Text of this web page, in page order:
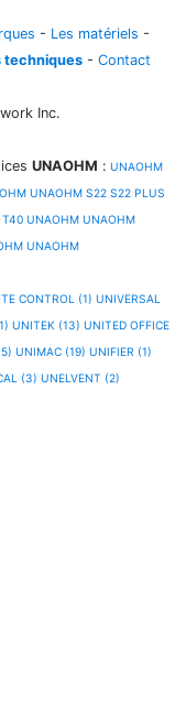
- Les matériels -
techniques - Contact
Inc.
UNAOHM : UNAOHM
UNAOHM S22 S22 PLUS
T40 UNAOHM UNAOHM
UNAOHM
CONTROL (1) UNIVERSAL
UNITEK (13) UNITED OFFICE
UNIMAC (19) UNIFIER (1)
(3) UNELVENT (2)